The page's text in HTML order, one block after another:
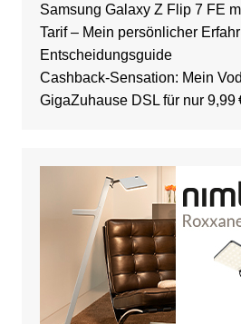
Samsung Galaxy Z Flip 7 FE
Tarif – Mein persönlicher
Entscheidungsguide
Cashback-Sensation: Mein
GigaZuhause DSL für nur 9,99